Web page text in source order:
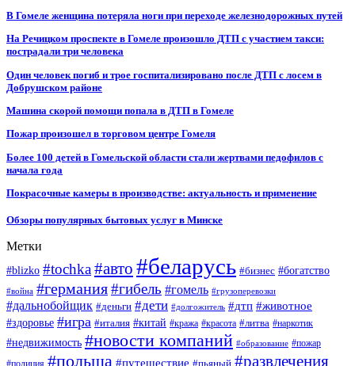
В Гомеле женщина потеряла ноги при переходе железнодорожных путей
На Речицком проспекте в Гомеле произошло ДТП с участием такси:
пострадали три человека
Один человек погиб и трое госпитализировано после ДТП с лосем в
Добрушском районе
Машина скорой помощи попала в ДТП в Гомеле
Пожар произошел в торговом центре Гомеля
Более 100 детей в Гомельской области стали жертвами педофилов с
начала года
Покрасочные камеры в производстве: актуальность и применение
Обзоры популярных бытовых услуг в Минске
Метки
#blizko #tochka#авто #беларусь #бизнес #богатство
#война #германия#гибель #гомель #грузоперевозки
#дальнобойщик #деньги #дети #долгожитель #дтп #животное
#здоровье #игра #италия #китай #кража #красота #литва #наркотик
#недвижимость #новости компаний #образование #пожар
#полиция #польша #путешествие #пьяный #развлечения